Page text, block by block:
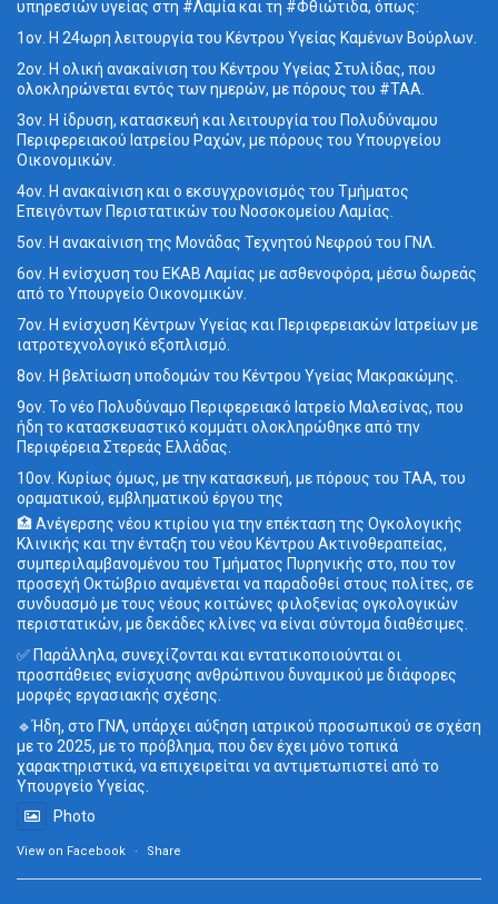
υπηρεσιών υγείας στη #Λαμία και τη #Φθιώτιδα, όπως:
1ον. Η 24ωρη λειτουργία του Κέντρου Υγείας Καμένων Βούρλων.
2ον. Η ολική ανακαίνιση του Κέντρου Υγείας Στυλίδας, που
ολοκληρώνεται εντός των ημερών, με πόρους του #ΤΑΑ.
3ον. Η ίδρυση, κατασκευή και λειτουργία του Πολυδύναμου
Περιφερειακού Ιατρείου Ραχών, με πόρους του Υπουργείου
Οικονομικών.
4ον. Η ανακαίνιση και ο εκσυγχρονισμός του Τμήματος
Επειγόντων Περιστατικών του Νοσοκομείου Λαμίας.
5ον. Η ανακαίνιση της Μονάδας Τεχνητού Νεφρού του ΓΝΛ.
6ον. Η ενίσχυση του ΕΚΑΒ Λαμίας με ασθενοφόρα, μέσω δωρεάς
από το Υπουργείο Οικονομικών.
7ον. Η ενίσχυση Κέντρων Υγείας και Περιφερειακών Ιατρείων με
ιατροτεχνολογικό εξοπλισμό.
8ον. Η βελτίωση υποδομών του Κέντρου Υγείας Μακρακώμης.
9ον. Το νέο Πολυδύναμο Περιφερειακό Ιατρείο Μαλεσίνας, που
ήδη το κατασκευαστικό κομμάτι ολοκληρώθηκε από την
Περιφέρεια Στερεάς Ελλάδας.
10ον. Κυρίως όμως, με την κατασκευή, με πόρους του ΤΑΑ, του
οραματικού, εμβληματικού έργου της
🏥 Ανέγερσης νέου κτιρίου για την επέκταση της Ογκολογικής
Κλινικής και την ένταξη του νέου Κέντρου Ακτινοθεραπείας,
συμπεριλαμβανομένου του Τμήματος Πυρηνικής στο, που τον
προσεχή Οκτώβριο αναμένεται να παραδοθεί στους πολίτες, σε
συνδυασμό με τους νέους κοιτώνες φιλοξενίας ογκολογικών
περιστατικών, με δεκάδες κλίνες να είναι σύντομα διαθέσιμες.
✅ Παράλληλα, συνεχίζονται και εντατικοποιούνται οι
προσπάθειες ενίσχυσης ανθρώπινου δυναμικού με διάφορες
μορφές εργασιακής σχέσης.
🔹Ήδη, στο ΓΝΛ, υπάρχει αύξηση ιατρικού προσωπικού σε σχέση
με το 2025, με το πρόβλημα, που δεν έχει μόνο τοπικά
χαρακτηριστικά, να επιχειρείται να αντιμετωπιστεί από το
Υπουργείο Υγείας.
Photo
View on Facebook · Share